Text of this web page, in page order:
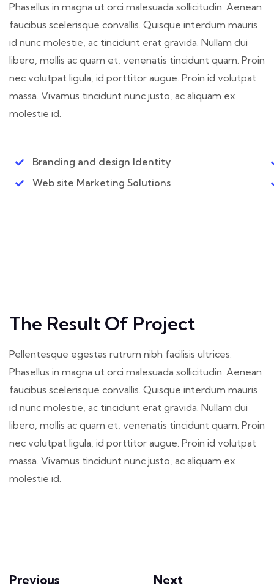
Phasellus in magna ut orci malesuada sollicitudin. Aenean
faucibus scelerisque convallis. Quisque interdum mauris
id nunc molestie, ac tincidunt erat gravida. Nullam dui
libero, mollis ac quam et, venenatis tincidunt quam. Proin
nec volutpat ligula, id porttitor augue. Proin id volutpat
massa. Vivamus tincidunt nunc justo, ac aliquam ex
molestie id.
Branding and design Identity
Web site Marketing Solutions
The Result Of Project
Pellentesque egestas rutrum nibh facilisis ultrices.
Phasellus in magna ut orci malesuada sollicitudin. Aenean
faucibus scelerisque convallis. Quisque interdum mauris
id nunc molestie, ac tincidunt erat gravida. Nullam dui
libero, mollis ac quam et, venenatis tincidunt quam. Proin
nec volutpat ligula, id porttitor augue. Proin id volutpat
massa. Vivamus tincidunt nunc justo, ac aliquam ex
molestie id.
Previous Next